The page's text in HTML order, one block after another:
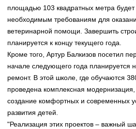
площадью 103 квадратных метра будет
необходимым требованиям для
ветеринарной помощи. Завершить
планируется к концу текущего года.
Кроме того, Артур Балкизов посетил
начале следующего года планируется
ремонт. В этой школе, где обучаются
проведена комплексная
создание комфортных и современных
развития детей.
"Реализация этих проектов – важный